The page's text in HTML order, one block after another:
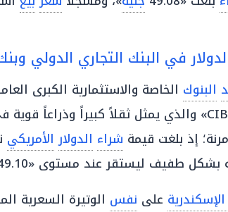
في البنك التجاري الدولي
البنوك الخاصة والاستثمارية الكبرى
إذ بلغت قيمة شراء الدولار الأمريكي
بشكل طفيف ليستقر عند مستوى «49.10 جنيه».
على نفس الوتيرة السعرية